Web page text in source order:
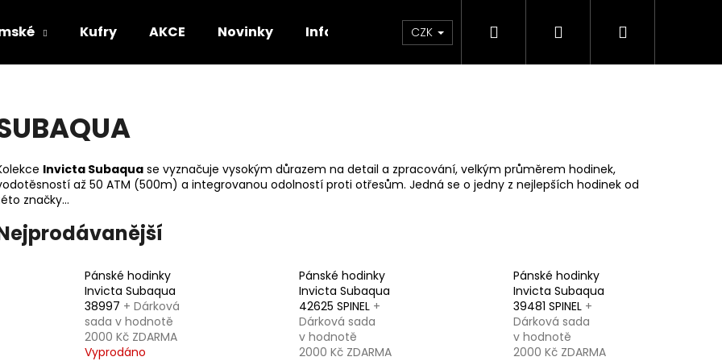
Kufry AKCE Novinky Informace a kontakt
CZK Hledat PřihlášeníNákupní
Invicta Subaqua se vyznačuje vysokým důrazem na detail a zpracování, velkým průměrem hodinek,
až 50 ATM (500m) a integrovanou odolností proti otřesům. Jedná se o jedny z nejlepších hodinek od
značky...
Pánské hodinky
Invicta Subaqua
38997 + Dárková
sada v hodnotě
2000 Kč ZDARMA
Vyprodáno
Pánské hodinky
Invicta Subaqua
42625 SPINEL +
Dárková sada
v hodnotě
2000 Kč ZDARMA
Pánské hodinky
Invicta Subaqua
39481 SPINEL +
Dárková sada
v hodnotě
2000 Kč ZDARMA
Doporučujeme